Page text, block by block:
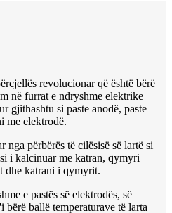
revolucionar që është bërë
në furrat e ndryshme elektrike
gjithashtu si paste anodë, paste
me elektrodë.
nga përbërës të cilësisë së lartë si
i kalcinuar me katran, qymyri
dhe katrani i qymyrit.
e pastës së elektrodës, së
bërë ballë temperaturave të larta